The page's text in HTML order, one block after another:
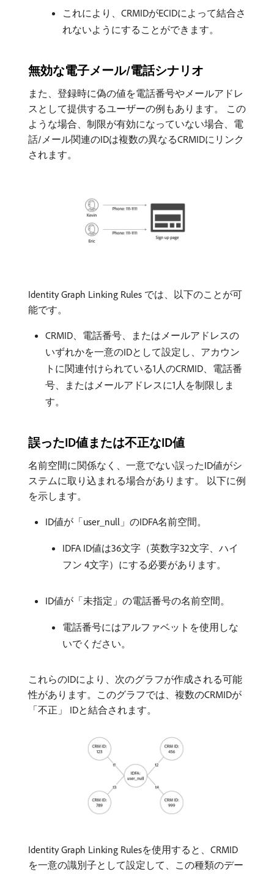
これにより、CRMIDがECIDによって結合さ
れないようにすることができます。
無効な電子メール/電話シナリオ
また、登録時に偽の値を電話番号やメールアドレ
スとして提供するユーザーの例もあります。 この
ような場合、制限が有効になっていない場合、電
話/メール関連のIDは複数の異なるCRMIDにリンク
されます。
Identity Graph Linking Rules では、以下のことが可
能です。
CRMID、電話番号、またはメールアドレスの
いずれかを一意のIDとして設定し、アカウン
トに関連付けられている1人のCRMID、電話番
号、またはメールアドレスに1人を制限しま
す。
誤ったID値または不正なID値
名前空間に関係なく、一意でない誤ったID値がシ
ステムに取り込まれる場合があります。 以下に例
を示します。
ID値が「user_null」のIDFA名前空間。
IDFA ID値は36文字（英数字32文字、ハイ
フン 4文字）にする必要があります。
ID値が「未指定」の電話番号の名前空間。
電話番号にはアルファベットを使用しな
いでください。
これらのIDにより、次のグラフが作成される可能
性があります。このグラフでは、複数のCRMIDが
「不正」 IDと結合されます。
Identity Graph Linking Rulesを使用すると、CRMID
を一意の識別子として設定して、この種類のデー